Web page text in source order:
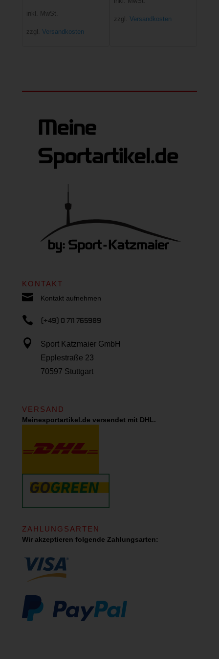
inkl. MwSt.
zzgl. Versandkosten
zzgl. Versandkosten
KONTAKT
 Kontakt aufnehmen
 (+49) 0 711 765989

Sport Katzmaier GmbH
Epplestraße 23
70597 Stuttgart
VERSAND
Meinesportartikel.de versendet mit DHL.
ZAHLUNGSARTEN
Wir akzeptieren folgende Zahlungsarten: